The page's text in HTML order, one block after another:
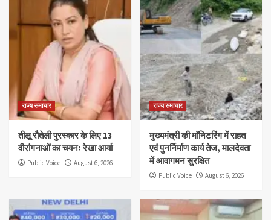
राज्य समाचार
तीलू रौतेली पुरस्कार के लिए 13
वीरांगनाओं का चयनः रेखा आर्या
Public Voice August 6, 2026
राज्य समाचार
मुख्यमंत्री की मॉनिटरिंग में राहत
एवं पुनर्निर्माण कार्य तेज, मालदेवता
में आवागमन सुरक्षित
Public Voice August 6, 2026